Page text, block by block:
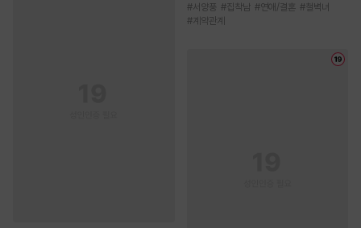
#서양풍 #집착남 #연애/결혼 #철벽녀
#계약관계